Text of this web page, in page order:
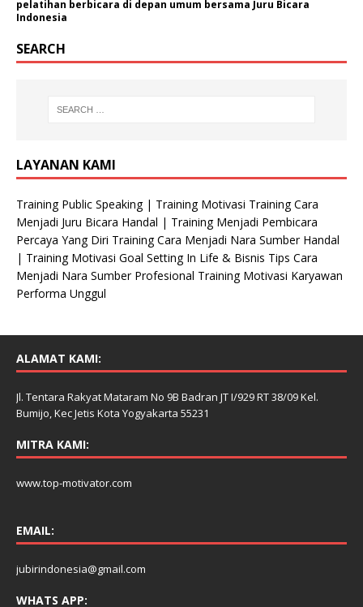
pelatihan berbicara di depan umum bersama Juru Bicara
Indonesia
SEARCH
LAYANAN KAMI
Training Public Speaking | Training Motivasi Training Cara
Menjadi Juru Bicara Handal | Training Menjadi Pembicara
Percaya Yang Diri Training Cara Menjadi Nara Sumber Handal
| Training Motivasi Goal Setting In Life & Bisnis Tips Cara
Menjadi Nara Sumber Profesional Training Motivasi Karyawan
Performa Unggul
ALAMAT KAMI:
Jl. Tentara Rakyat Mataram No 9B Badran JT I/929 RT 38/09 Kel.
Bumijo, Kec Jetis Kota Yogyakarta 55231
MITRA KAMI:
www.top-motivator.com
EMAIL:
jubirindonesia@gmail.com
WHATS APP: